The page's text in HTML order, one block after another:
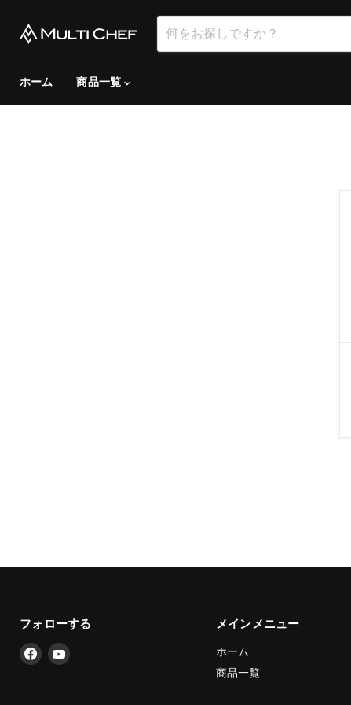
ホーム 商品一覧
フォローする
FacebookYouTube
メインメニュー
ホーム
商品一覧